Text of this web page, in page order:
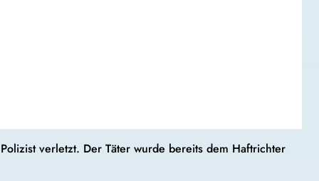
verletzt. Der Täter wurde bereits dem Haftrichter